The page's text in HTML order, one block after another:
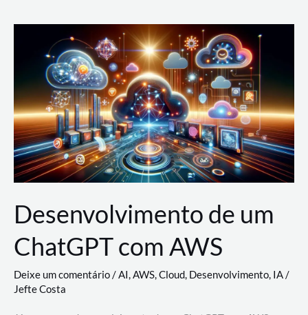
Nuvem:
Google
Cloud,
AWS
e
Azure
Desenvolvimento de um
ChatGPT com AWS
Deixe um comentário/AI,AWS,Cloud, Desenvolvimento, IA/
Jefte Costa